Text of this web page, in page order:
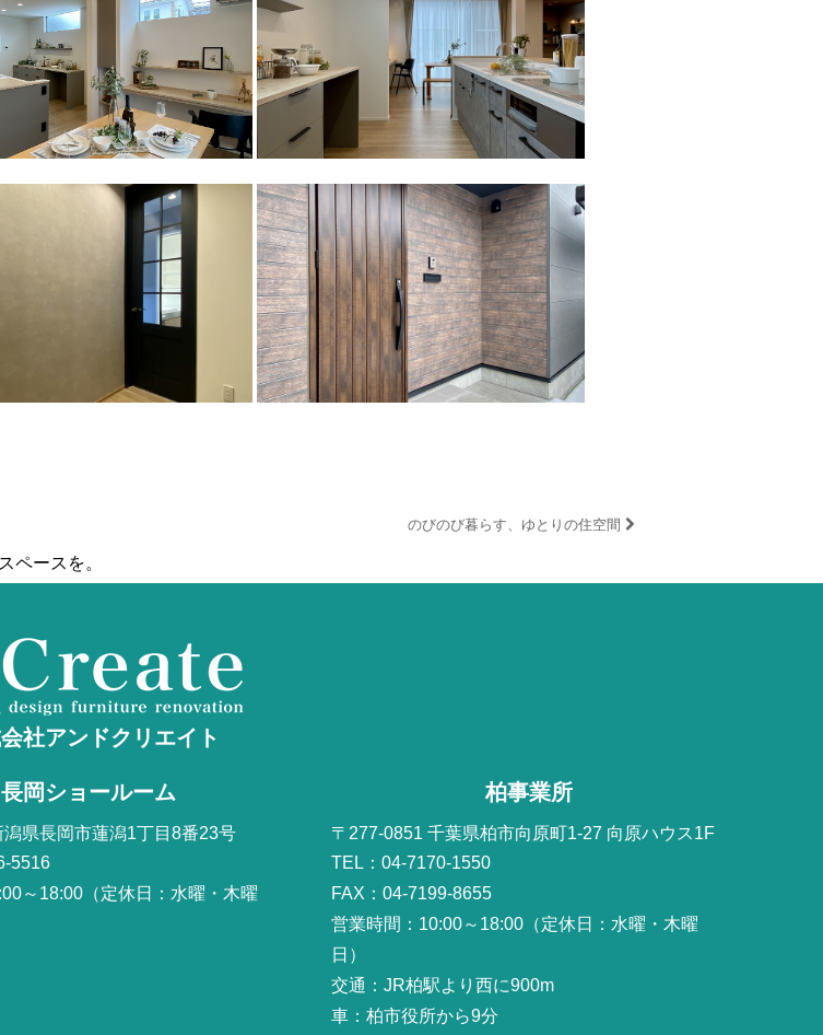
のびのび暮らす、ゆとりの住空間
ペースを。
社アンドクリエイト
長岡ショールーム
県長岡市蓮潟1丁目8番23号
5516
～18:00（定休日：水曜・木曜
柏事業所
〒277-0851 千葉県柏市向原町1-27 向原ハウス1F
TEL：04-7170-1550
FAX：04-7199-8655
営業時間：10:00～18:00（定休日：水曜・木曜
日）
交通：JR柏駅より西に900m
車：柏市役所から9分